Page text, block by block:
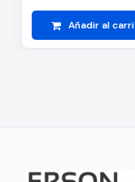
Añadir al